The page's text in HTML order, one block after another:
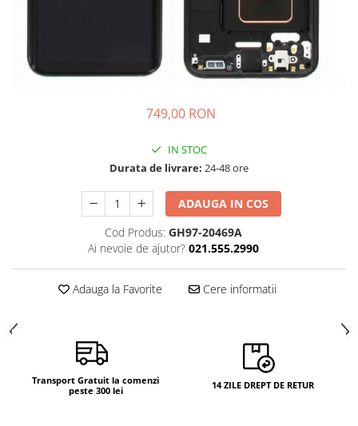
Suport auto
Camere si subansamble
Carcase si capace
Module si conectori incarcare
Touchscreen
Scule Service GSM
749,00 RON
IN STOC
Durata de livrare: 24-48 ore
ADAUGA IN COS
Cod Produs: GH97-20469A
Ai nevoie de ajutor? 021.555.2990
Adauga la Favorite Cere informatii
Transport Gratuit la comenzi
peste 300 lei
14 ZILE DREPT DE RETUR